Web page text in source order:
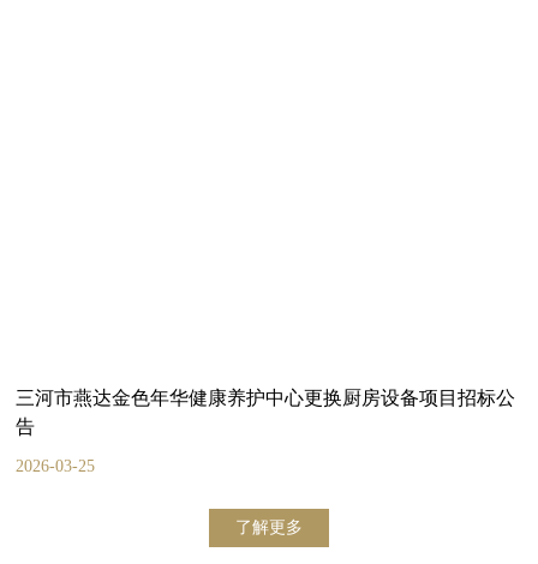
三河市燕达金色年华健康养护中心更换厨房设备项目招标公
告
2026-03-25
了解更多